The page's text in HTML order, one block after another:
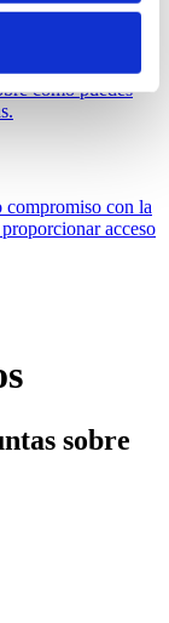
el máximo partido
cómo puedes
compromiso con la
acceso
sobre